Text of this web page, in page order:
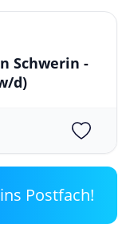
Schwerin -
d)
ins Postfach!